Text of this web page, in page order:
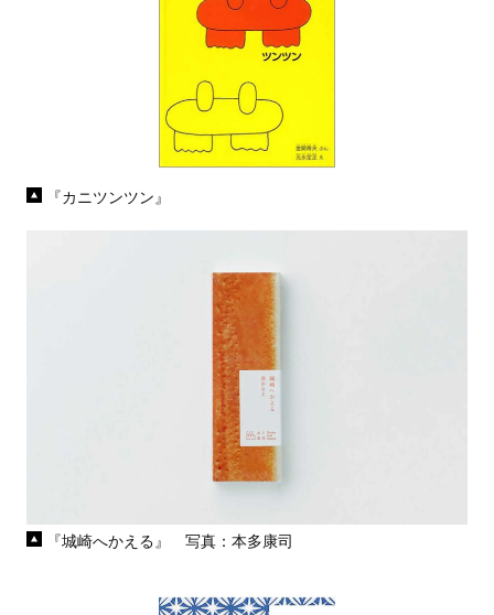
『カニツンツン』
『城崎へかえる』 写真：本多康司